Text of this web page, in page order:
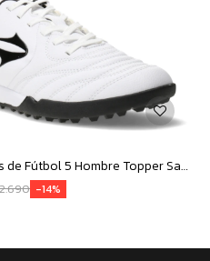
Championes de Fútbol 5 Hombre Topper San Ciro V TF - Blanco - Negro
14